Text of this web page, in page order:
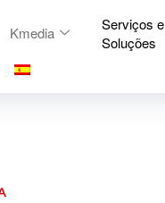
Kmedia
Serviços e
Soluções